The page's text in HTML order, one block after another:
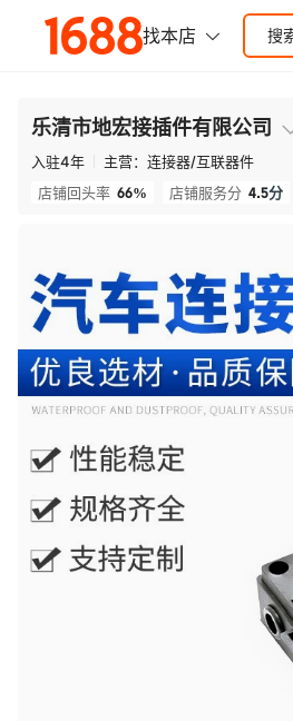
乐清市地宏接插件有限公司
入驻4年 主营： 连接器/互联器件
店铺回头率 66% 店铺服务分 4.5分